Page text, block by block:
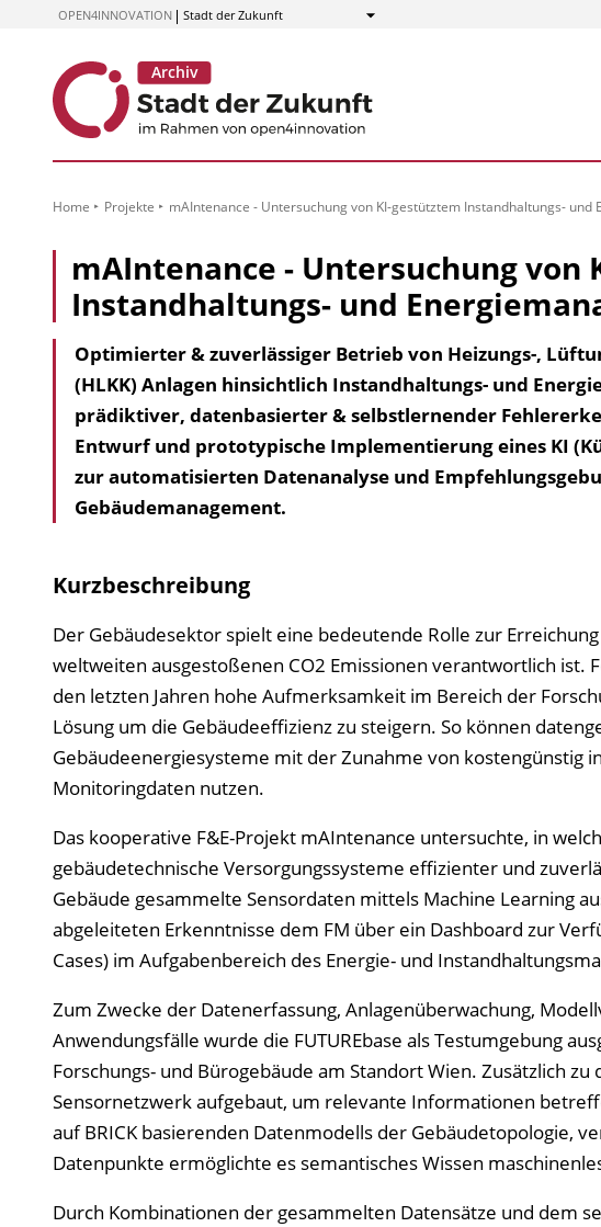
OPEN4INNOVATION Stadt der Zukunft
Anzeigen
Home Projekte mAIntenance - Untersuchung von KI-gestütztem Instandhaltungs- und
mAIntenance - Untersuchung von
Instandhaltungs- und
Optimierter & zuverlässiger Betrieb von Heizungs-,
(HLKK) Anlagen hinsichtlich Instandhaltungs- und
prädiktiver, datenbasierter & selbstlernender
Entwurf und prototypische Implementierung eines KI
zur automatisierten Datenanalyse und
Gebäudemanagement.
Kurzbeschreibung
Der Gebäudesektor spielt eine bedeutende Rolle zur
weltweiten ausgestoßenen CO2 Emissionen verantwortlich ist.
den letzten Jahren hohe Aufmerksamkeit im Bereich der
Lösung um die Gebäudeeffizienz zu steigern. So können
Gebäudeenergiesysteme mit der Zunahme von kostengünstig
Monitoringdaten nutzen.
Das kooperative F&E-Projekt mAIntenance untersuchte, in
gebäudetechnische Versorgungssysteme effizienter und
Gebäude gesammelte Sensordaten mittels Machine Learning
abgeleiteten Erkenntnisse dem FM über ein Dashboard zur
Cases) im Aufgabenbereich des Energie- und
Zum Zwecke der Datenerfassung, Anlagenüberwachung,
Anwendungsfälle wurde die FUTUREbase als Testumgebung
Forschungs- und Bürogebäude am Standort Wien. Zusätzlich
Sensornetzwerk aufgebaut, um relevante Informationen
auf BRICK basierenden Datenmodells der Gebäudetopologie,
Datenpunkte ermöglichte es semantisches Wissen
Durch Kombinationen der gesammelten Datensätze und dem